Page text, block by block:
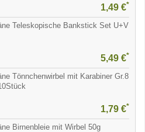
1,49 €*
Teleskopische Bankstick Set U+V
5,49 €*
Tönnchenwirbel mit Karabiner Gr.8
1,79 €*
Birnenbleie mit Wirbel 50g